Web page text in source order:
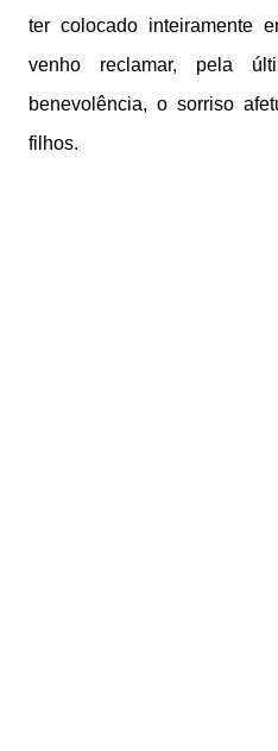
ter colocado inteiramente
venho reclamar, pela
benevolência, o sorriso
filhos.